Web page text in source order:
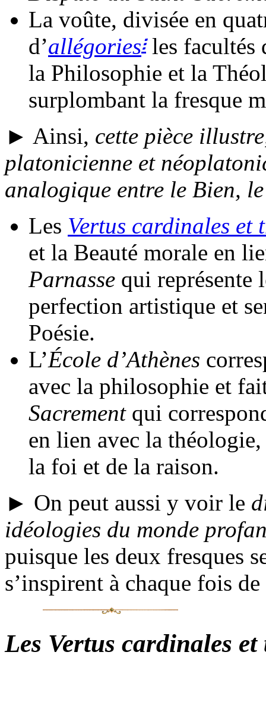
La voûte, divisée en
d’allégories፧les facultés
la Philosophie et la
surplombant la fresque
► Ainsi, cette pièce
platonicienne et
analogique entre le Bien,
Les Vertus cardinales et
et la Beauté morale en
Parnasse qui représente
perfection artistique et
Poésie.
L’École d’Athènes
avec la philosophie et
Sacrementqui
en lien avec la
la foi et de la raison.
► On peut aussi y voir le
idéologies du monde
puisque les deux fresques
s’inspirent à chaque fois
Les Vertus cardinales et